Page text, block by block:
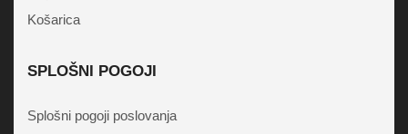
Košarica
SPLOŠNI POGOJI
Splošni pogoji poslovanja